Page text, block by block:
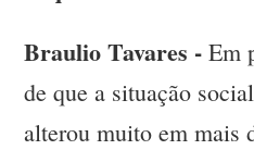
Braulio Tavares -Em
de que a situação
alterou muito em mais